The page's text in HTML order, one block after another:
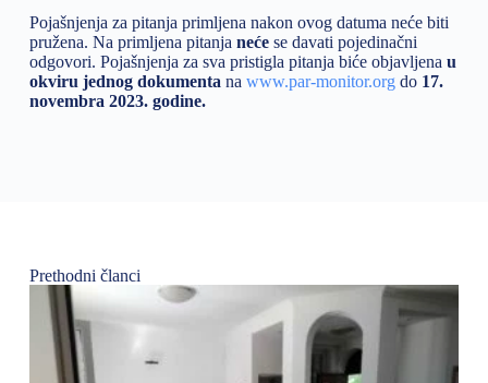
Pojašnjenja za pitanja primljena nakon ovog datuma neće biti
pružena. Na primljena pitanja nećese davati pojedinačni
odgovori. Pojašnjenja za sva pristigla pitanja biće objavljena u
okviru jednog dokumenta na www.par-monitor.orgdo 17.
novembra 2023. godine.
Prethodni članci